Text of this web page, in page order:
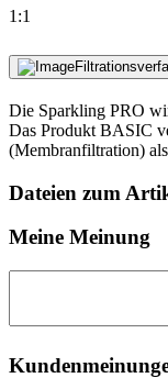
1:1
Die Sparkling PRO
Das Produkt BASIC
(Membranfiltration)
Dateien zum
Meine Meinung